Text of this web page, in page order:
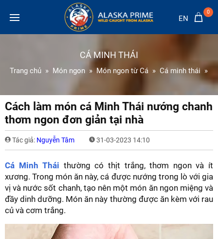
EN
0
CÁ MINH THÁI
Trang chủ Món ngon Món ngon từ Cá Cá minh thái
Cách làm món cá Minh Thái nướng chanh
thơm ngon đơn giản tại nhà
Tác giả: Nguyễn Tâm 31-03-2023 14:10
Cá Minh Thái thường có thịt trắng, thơm ngon và ít
xương. Trong món ăn này, cá được nướng trong lò với gia
vị và nước sốt chanh, tạo nên một món ăn ngon miệng và
đầy dinh dưỡng. Món ăn này thường được ăn kèm với rau
củ và cơm trắng.